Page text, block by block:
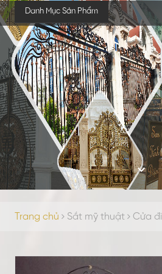
Danh Mục Sản Phẩm
Trang chủ Sắt mỹ thuật Cửa đi